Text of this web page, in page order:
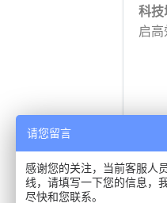
科技
启高
上一
请您留言
感谢您的关注，当前客服人
线，请填写一下您的信息，
尽快和您联系。